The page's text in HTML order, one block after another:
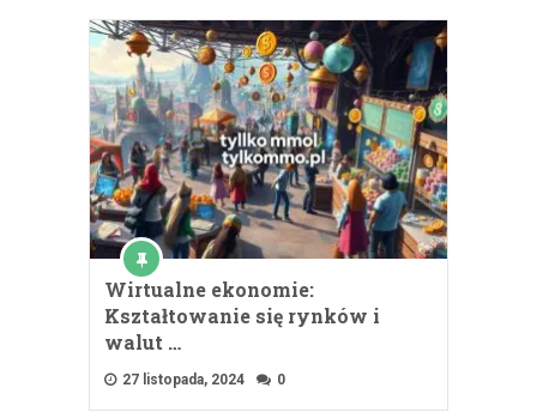
Wirtualne ekonomie:
Kształtowanie się rynków i
walut …
27 listopada, 2024 0